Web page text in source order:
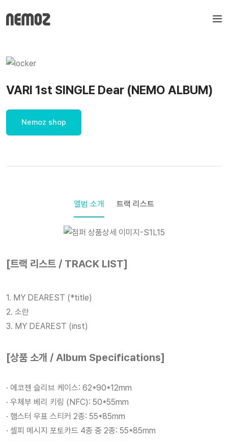
VARI 1st SINGLE Dear (NEMO ALBUM)
Nemoz shop
앨범 소개 트랙 리스트
[트랙 리스트 / TRACK LIST]
1. MY DEAREST (*title)
2. 소란
3. MY DEAREST (inst)
[상품 소개 / Album Specifications]
· 에코젠 슬리브 케이스: 62*90*12mm
· 우체부 베리 키링 (NFC): 50*55mm
· 햄스터 우표 스티커 2종: 55*85mm
· 셀피 메시지 포토카드 4종 중 2종: 55*85mm